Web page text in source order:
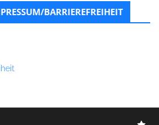
BARRIEREFREIHEIT